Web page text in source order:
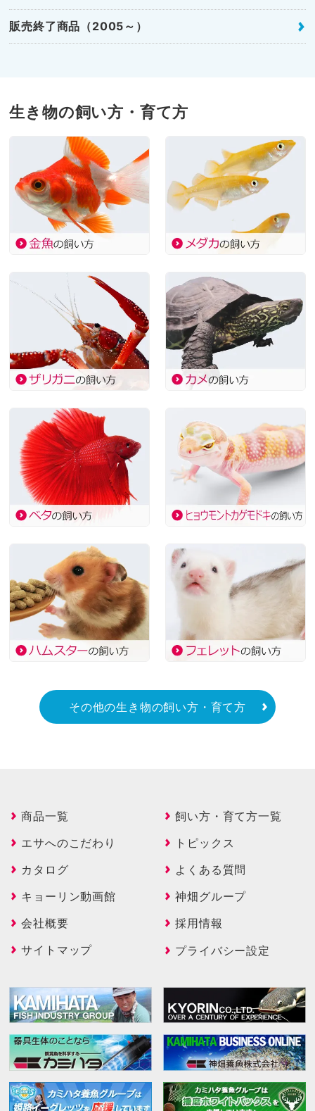
販売終了商品（2005～）
生き物の飼い方・育て方
その他の生き物の飼い方・育て方
商品一覧
飼い方・育て方一覧
エサへのこだわり
トピックス
カタログ
よくある質問
キョーリン動画館
神畑グループ
会社概要
採用情報
サイトマップ
プライバシー設定